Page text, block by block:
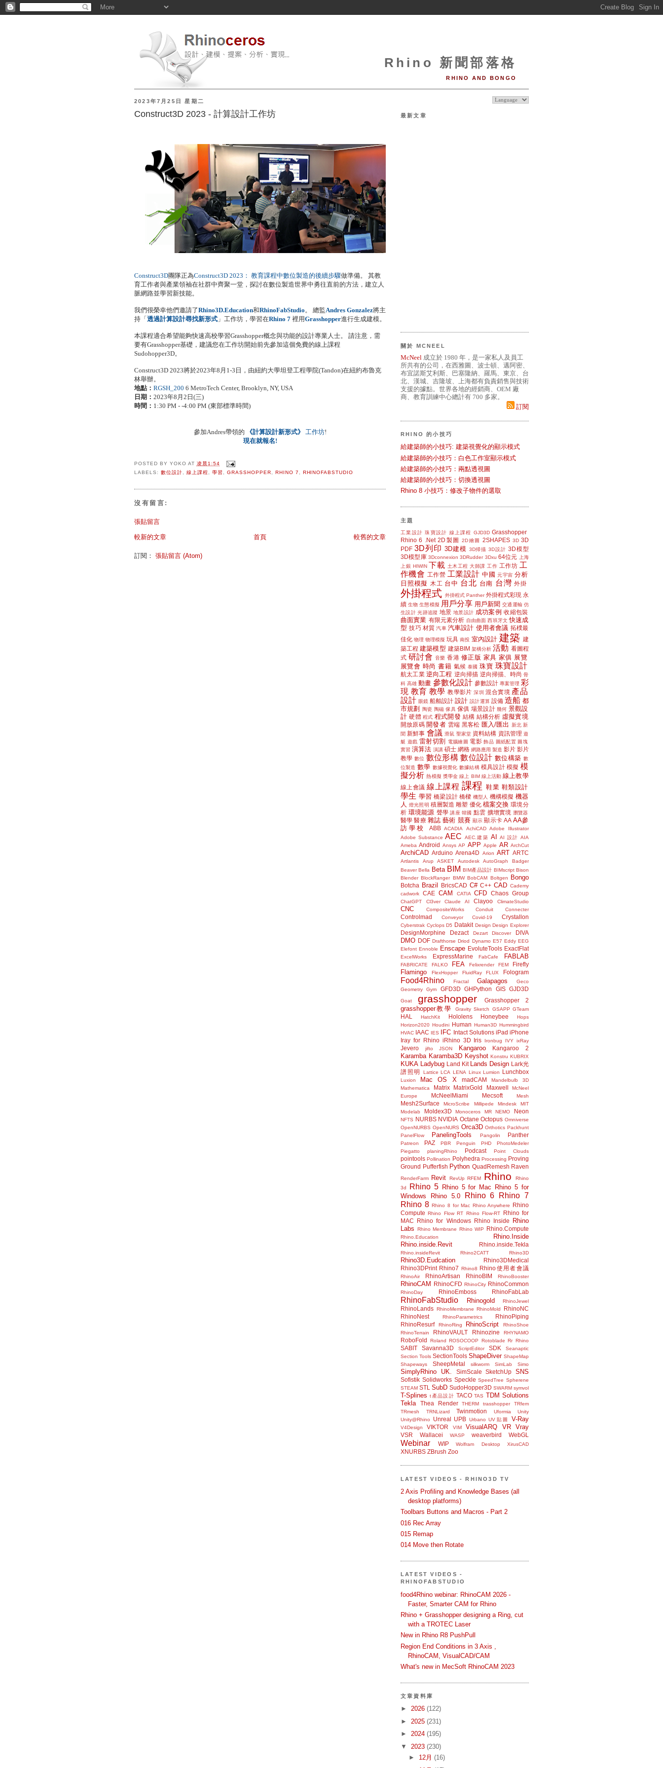
Rhino 新聞部落格
RHINO AND BONGO
2023年7月25日 星期二
Construct3D 2023 - 計算設計工作坊
Construct3D團隊正為Construct3D 2023： 教育課程中數位製造的後續步驟做準備。 其教
育工作者與產業領袖在社群中齊聚一堂，探討在數位製造世界中勇往直前的方法，建立人
脈網路並學習新技能。
我們很榮幸他們邀請了Rhino3D.Education和RhinoFabStudio 。 總監Andres Gonzalez將主
持「 透過計算設計尋找新形式 」工作坊，學習在Rhino 7 裡用Grasshopper進行生成建模。
本課程適合希望能夠快速高校學習Grasshopper概念與功能的設計專業人士。 請注意，需
要有Grasshopper基礎，建議您在工作坊開始前先參加這個免費的線上課程
Sudohopper3D。
Construct3D 2023將於2023年8月1-3日，由紐約大學坦登工程學院(Tandon)在紐約布魯克
林舉辦。
地點： RGSH_200 6 MetroTech Center, Brooklyn, NY, USA
日期： 2023年8月2日(三)
時間： 1:30 PM - -4:00 PM (東部標準時間)
參加Andres帶領的 《計算設計新形式》 工作坊!
現在就報名!
POSTED BY YOKO AT 凌晨1:54
LABELS: 數位設計 線上課程 學習 GRASSHOPPER RHINO 7 RHINOFABSTUDIO
沒有留言:
張貼留言
較新的文章 較舊的文章
首頁
訂閱： 張貼留言 (Atom)
最新文章
關於 MCNEEL
McNeel 成立於 1980 年，是一家私人及員工
所共有的公司，在西雅圖、波士頓、邁阿密、
布宜諾斯艾利斯、巴塞隆納、羅馬、東京、台
北、漢城、吉隆坡、上海都有負責銷售與技術
支援的據點。世界各地的經銷商、OEM 廠
商、教育訓練中心總計有 700 多家。
訂閱
RHINO 的小技巧
給建築師的小技巧: 建築視覺化的顯示模式
給建築師的小技巧：白色工作室顯示模式
給建築師的小技巧：兩點透視圖
給建築師的小技巧：切換透視圖
Rhino 8 小技巧：修改子物件的選取
主題
工業設計 珠寶設計 線上課程 GJD3D Grasshopper
Rhino 6
.Net 2D製圖 2D繪圖 2SHAPES 3D 3D
PDF 3D列印 3D建模 3D掃描 3D設計 3D模型
3D模型庫 3Dconnexion 3DRudder 3Dxu 64位元
上海
上銀 HIWIN 下載 土木工程 大師課 工作 工作坊 工
作機會 工作營 工業設計 中國 元宇宙 分析
日照模擬
木工 台中 台北 台南 台灣 外掛
外掛程式 外掛程式 Panther 外掛程式彩現 永
續 生物 生態模擬 用戶分享 用戶新聞 交通運輸 仿
生設計 光跡追蹤 地景 地景設計 成功案例 收縮包裝
曲面實業 有限元素分析 自由曲面 西班牙文 快速成
型 技巧 材質 汽車 汽車設計 使用者會議 拓樸最
佳化 物理 物理模擬 玩具 南投 室內設計 建築 建
築工程 建築模型 建築BIM 架構分析 活動 看圖程
式 研討會 音樂 香港 修正版 家具 家俱 展覽
展覽會 時尚 書籍 氣候 泰國 珠寶 珠寶設計
航太工業 逆向工程 逆向掃描 逆向掃描、時尚 骨
科 高雄 動畫 參數化設計 參數設計 專案管理 彩
現 教育 教學 教學影片 深圳 混合實境 產品
設計 眼鏡 船舶設計 設計 設計運算 設備 造船 都
市規劃
陶瓷 陶磁 傢具 傢俱 場景設計 幾何 景觀設
計 硬體 程式 程式開發 結構 結構分析 虛擬實境
開放原碼 開發者 雲端 黑客松 匯入/匯出 新北 新
聞 新鮮事 會議 滑鼠 聖家堂 資料結構 資訊管理 遊
艇 遊戲 雷射切割 電腦繪圖 電影 飾品 圖紙配置 圖塊
實習 演算法 演講 碩士 網格 網路應用 製造 影片 影片
教學 數位 數位形構 數位設計 數位構築 數
位製造 數學 數據視覺化 數據結構 模具設計 模擬 模
擬分析 熱模擬 獎學金 線上 BIM 線上活動 線上教學
線上會議 線上課程 課程 鞋業 鞋類設計
學生 學習 橋梁設計 橋樑 機型人 機構模擬 機器
人
燈光照明 積層製造 雕塑 優化 檔案交換 環境分
析 環境能源 聲學 講座 韓國 點雲 擴增實境 瀏覽器
醫學 醫療 雜誌 藝術 競賽 顯示 顯示卡 AA AA參
訪學校
ABB ACADIA AchiCAD
Adobe Illustrator
Adobe Substance AEC AEC.建築 AI AI 設計 AIA
Ameba Android Ansys AP APP Apple AR ArchCut
ArchiCAD Arduino Arena4D Arion ART ARTC
Artlantis Arup ASKET Autodesk AutoGraph
Badger
Beaver Bella Beta BIM BIM產品設計 BIMscript Bison
Blender BlockRanger BMW BobCAM Boltgen Bongo
Botcha Brazil BricsCAD C# C++ CAD Cademy
cadwork
CAE CAM CATIA CFD Chaos Group
ChatGPT Cl3ver Claude AI Clayoo ClimateStudio
CNC CompositeWorks Conduit Connecter
Controlmad Conveyor Covid-19 Crystallon
Cyberstrak Cyclops D5 Datakit Design Design Explorer
DesignMorphine Dezact Dezart Discover DIVA
DMO DOF Drafthorse Driod Dynamo E57 Eddy EEG
Elefont Ennoble Enscape EvoluteTools ExactFlat
ExcelWorks ExpressMarine FabCafe FABLAB
FABRICATE FALKO FEA Felixrender FEM Firefly
Flamingo FlexHopper FluidRay FLUX Fologram
Food4Rhino Fractal Galapagos
Geco
Geometry Gym
GFD3D GHPython GIS GJD3D
Goat grasshopper Grasshopper 2
grasshopper教學 Gravity Sketch GSAPP GTeam
HAL HatchKit Hololens Honeybee
Hops
Horizon2020 Houdini Human Human3D Hummingbird
HVAC IAAC IES IFC Intact Solutions iPad iPhone
Iray for Rhino iRhino 3D Iris Ironbug IVY ixRay
Jevero jifto JSON Kangaroo Kangaroo 2
Karamba Karamba3D Keyshot Konstru KUBRIX
KUKA Ladybug Land Kit Lands Design Lark光
譜照明
Lattice LCA LENA Linux Lumion Lunchbox
Luxion Mac OS X madCAM
Mandelbulb 3D
Mathematica
Matrix MatrixGold Maxwell
McNeel
Europe
McNeelMiami Mecsoft Mesh
Mesh2Surface MicroScribe Millipede Mindesk
MIT
Modelab
Moldex3D Monoceros MR NEMO Neon
NFTS NURBS NVIDIA Octane Octopus Omniverse
OpenNURBS OpenNURS Orca3D Orthotics Packhunt
PanelFlow
PanelingTools Pangolin Panther
Patreon PAZ PBR Penguin PHD
PhotoMedeler
Piegatto
planingRhino Podcast Point Clouds
pointools Pollination Polyhedra Processing Proving
Ground Pufferfish Python QuadRemesh Raven
RenderFarm Revit RevUp RFEM Rhino
Rhino
3d
Rhino 5 Rhino 5 for Mac
Rhino 5 for
Windows
Rhino 5.0 Rhino 6
Rhino 7
Rhino 8 Rhino 8 for Mac Rhino Anywhere
Rhino
Compute Rhino Flow RT Rhino Flow-RT
Rhino for
MAC
Rhino for Windows Rhino Inside
Rhino
Labs
Rhino Membrane Rhino WIP Rhino.Compute
Rhino.Education
Rhino.Inside
Rhino.inside.Revit
Rhino.inside.Tekla
Rhino.insideRevit Rhino2CATT Rhino3D
Rhino3D.Eudcation
Rhino3DMedical
Rhino3DPrint Rhino7 Rhino8 Rhino使用者會議
RhinoAir RhinoArtisan RhinoBIM RhinoBooster
RhinoCAM RhinoCFD RhinoCity RhinoCommon
RhinoDay RhinoEmboss RhinoFabLab
RhinoFabStudio Rhinogold RhinoJewel
RhinoLands RhinoMembrane RhinoMold
RhinoNC
RhinoNest
RhinoParametrics
RhinoPiping
RhinoResurf
RhinoRing RhinoScript
RhinoShoe
RhinoTerrain
RhinoVAULT Rhinozine RHYNAMO
RoboFold Roland ROSOCOOP Rotoblade Rr Rhino
SABIT Savanna3D ScriptEditor SDK
Seanaptic
Section Tools SectionTools ShapeDiver ShapeMap
Shapeways
SheepMetal silkworm SimLab Simo
SimplyRhino UK. SimScale SketchUp SNS
Sofistik Solidworks Speckle SpeedTree Spherene
STEAM STL SubD SudoHopper3D SWARM symvol
T-Splines t產品設計 TACO TAS TDM Solutions
Tekla
Thea Render THERM trasshopper
TRfem
TRmesh
TRNLizard Twinmotion Uformia
Unity
Unity@Rhino
Unreal UPB Urbano UV貼圖 V-Ray
V4Design VIKTOR VIM VisualARQ VR Vray
VSR Wallacei WASP weaverbird WebGL
Webinar WIP Wolfram Desktop XirusCAD
XNURBS ZBrush Zoo
LATEST VIDEOS - RHINO3D TV
2 Axis Profiling and Knowledge Bases (all
desktop platforms)
Toolbars Buttons and Macros - Part 2
016 Rec Array
015 Remap
014 Move then Rotate
LATEST VIDEOS -
RHINOFABSTUDIO
food4Rhino webinar: RhinoCAM 2026 -
Faster, Smarter CAM for Rhino
Rhino + Grasshopper designing a Ring, cut
with a TROTEC Laser
New in Rhino R8 PushPull
Region End Conditions in 3 Axis ,
RhinoCAM, VisualCAD/CAM
What's new in MecSoft RhinoCAM 2023
文章資料庫
► 2026 (122)
► 2025 (231)
► 2024 (195)
▼ 2023 (230)
► 12月 (16)